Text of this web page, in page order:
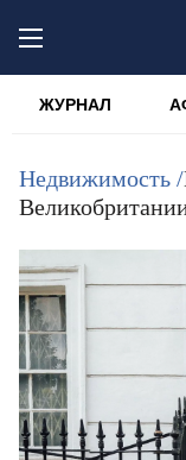
ЖУРНАЛ
Недвижимость /